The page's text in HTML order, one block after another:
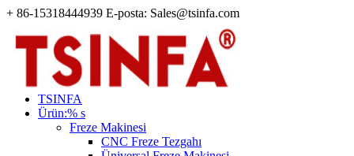
+ 86-15318444939 E-posta: Sales@tsinfa.com
TSINFA
Ürün:% s
Freze Makinesi
CNC Freze Tezgahı